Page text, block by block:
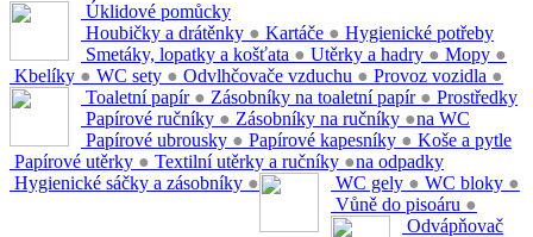
Úklidové pomůcky
Houbičky a drátěnky ● Kartáče ●
Smetáky, lopatky a košťata ● Utěrky a hadry ● Mopy ●
Kbelíky ● WC sety ● Odvlhčovače vzduchu ● Provoz vozidla ●
Hygienické potřeby
Toaletní papír ● Zásobníky na toaletní papír ●
Papírové ručníky ● Zásobníky na ručníky ●
Papírové ubrousky ● Papírové kapesníky ●
Papírové utěrky ● Textilní utěrky a ručníky ●
Hygienické sáčky a zásobníky ●
Prostředky
na WC
WC gely ● WC bloky ●
Vůně do pisoáru ●
Koše a pytle
na odpadky
Odvápňovač